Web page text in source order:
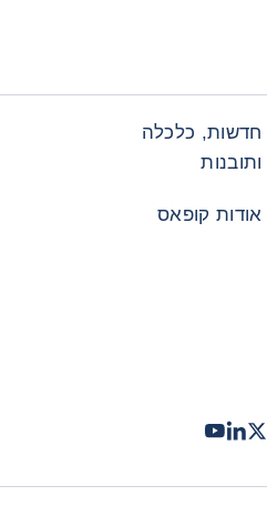
חדשות, כלכלה
ותובנות
אודות קופאס
Twitter - קופאסLinkedIn
Youtube